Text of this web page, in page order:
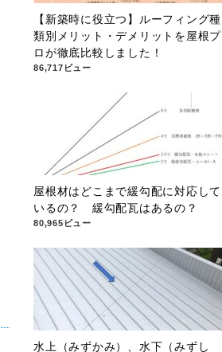
【新築時に役立つ】ルーフィング種
類別メリット・デメリットを屋根プ
ロが徹底比較しました！
86,717ビュー
屋根材はどこまで緩勾配に対応して
いるの？ 緩勾配瓦はあるの？
80,965ビュー
水上（みずかみ）、水下（みずし